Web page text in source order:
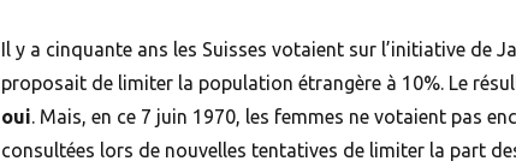
Il y a cinquante ans les Suisses votaient sur l’initiative de
proposait de limiter la population étrangère à 10%. Le
oui. Mais, en ce 7 juin 1970, les femmes ne votaient pas
consultées lors de nouvelles tentatives de limiter la part